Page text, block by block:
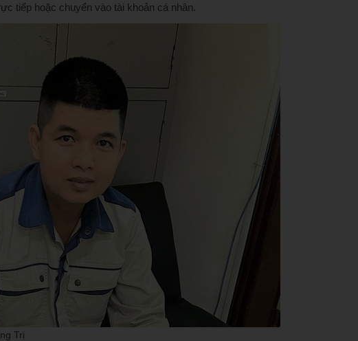
tiếp hoặc chuyển vào tài khoản cá nhân.
Trị